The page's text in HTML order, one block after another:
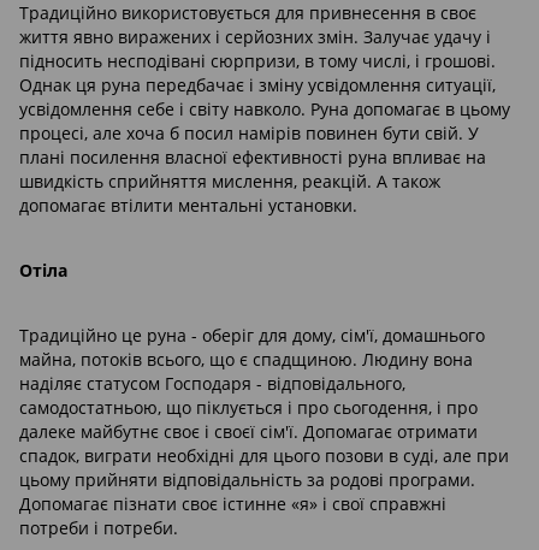
Традиційно використовується для привнесення в своє
життя явно виражених і серйозних змін. Залучає удачу і
підносить несподівані сюрпризи, в тому числі, і грошові.
Однак ця руна передбачає і зміну усвідомлення ситуації,
усвідомлення себе і світу навколо. Руна допомагає в цьому
процесі, але хоча б посил намірів повинен бути свій. У
плані посилення власної ефективності руна впливає на
швидкість сприйняття мислення, реакцій. А також
допомагає втілити ментальні установки.
Отіла
Традиційно це руна - оберіг для дому, сім'ї, домашнього
майна, потоків всього, що є спадщиною. Людину вона
наділяє статусом Господаря - відповідального,
самодостатньою, що піклується і про сьогодення, і про
далеке майбутнє своє і своєї сім'ї. Допомагає отримати
спадок, виграти необхідні для цього позови в суді, але при
цьому прийняти відповідальність за родові програми.
Допомагає пізнати своє істинне «я» і свої справжні
потреби і потреби.